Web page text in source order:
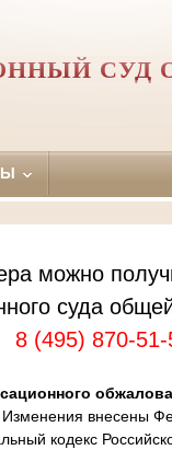
СУД
можно
суда
8 (495) 870-51-
Изменения внесены
кодекс